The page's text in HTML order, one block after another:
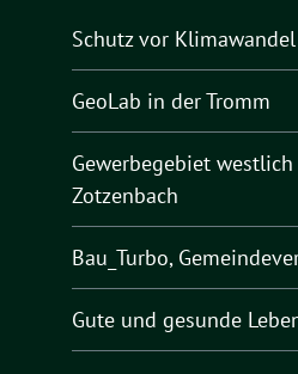
Schutz vor Klimawandel
GeoLab in der Tromm
Gewerbegebiet
Zotzenbach
Bau_Turbo,
Gute und gesunde